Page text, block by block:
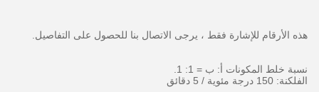
هذه الأرقام للإشارة فقط ، يرجى الاتصال بنا للحصول على التفاصيل.
نسبة خلط المكونات أ: ب = 1: 1.
الفلكنة: 150 درجة مئوية / 5 دقائق